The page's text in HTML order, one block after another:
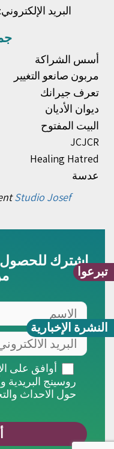
تبرعوا
النشرة الإخبارية
البريد الإلكتروني:
أسس الشراكة
مربون صانعو التغيير
تعرف جيرانك
ديوان الأديان
البيت المفتوح
JCJCR
Healing Hatred
عدسة
Studio Josef
اشترك للحصول
أوافق على
روسينج
حول الاحداث